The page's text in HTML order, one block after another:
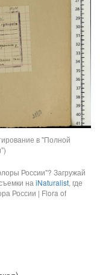
в "Полной
России"? Загружай
на iNaturalist, где
России | Flora of